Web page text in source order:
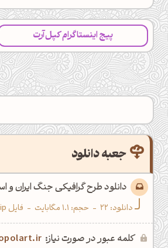
پیج اینستاگرام کپل‌آرت
جعبه دانلود
دانلود طرح گرافیکی جنگ ایران و
دانلود: 22
- حجم: 1.1 مگابایت - فایل zip
کلمه عبور در صورت نیاز: